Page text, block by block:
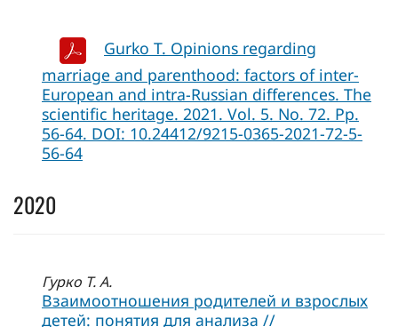
Gurko T. Opinions regarding
marriage and parenthood: factors of inter-
European and intra-Russian differences. The
scientific heritage. 2021. Vol. 5. No. 72. Pp.
56-64. DOI: 10.24412/9215-0365-2021-72-5-
56-64
2020
Гурко Т. А.
Взаимоотношения родителей и взрослых
детей: понятия для анализа //